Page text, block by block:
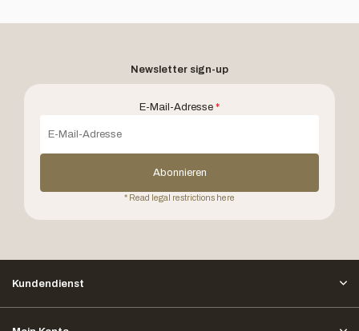
Newsletter sign-up
E-Mail-Adresse *
Abonnieren
* Read legal restrictions here
Kundendienst